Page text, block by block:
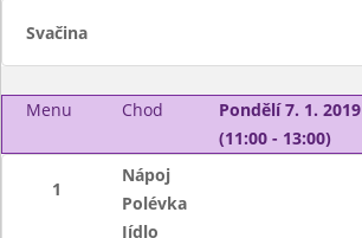
Svačina
Menu Chod
Pondělí 7. 1. 2019
(11:00 - 13:00)
1
Nápoj
Polévka
Jídlo